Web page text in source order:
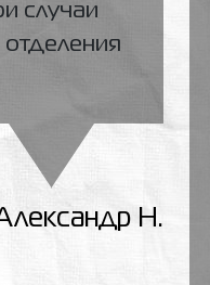
случаи
Н.